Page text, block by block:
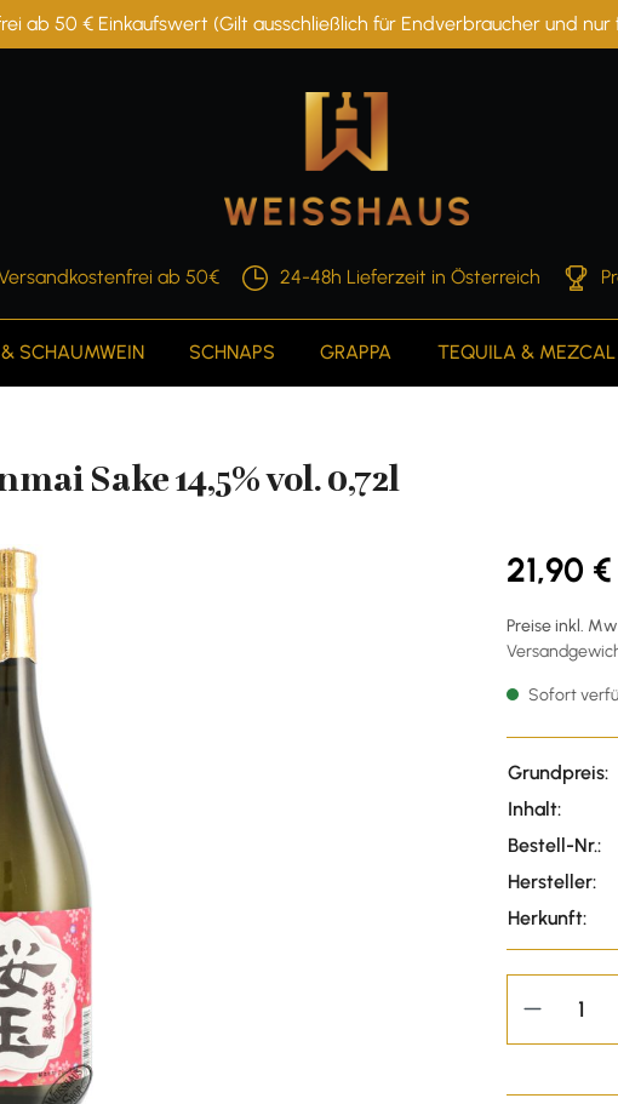
ab 50 € Einkaufswert (Gilt ausschließlich für Endverbraucher und
ab 50€ 24-48h Lieferzeit in Österreich
SCHAUMWEIN SCHNAPS GRAPPA TEQUILA & MEZCAL
Sake 14,5% vol. 0,72l
21,90 €
Preise inkl.
Sofort
Grundpreis:
Inhalt:
Bestell-Nr.:
Hersteller:
Herkunft: